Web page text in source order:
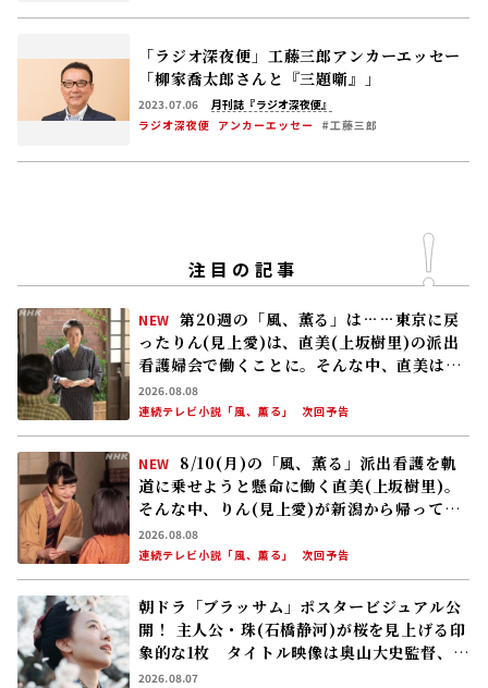
「ラジオ深夜便」工藤三郎アンカーエッセー
「柳家喬太郎さんと『三題噺』」
2023.07.06
月刊誌『ラジオ深夜便』
ラジオ深夜便 アンカーエッセー #工藤三郎
注目の記事
NEW 第20週の「風、薫る」は……東京に戻
ったりん(見上愛)は、直美(上坂樹里)の派出
看護婦会で働くことに。そんな中、直美は自
分の理想とした無償の看護を始める
2026.08.08
連続テレビ小説「風、薫る」
次回予告
NEW
8/10(月)の「風、薫る」派出看護を軌
道に乗せようと懸命に働く直美(上坂樹里)。
そんな中、りん(見上愛)が新潟から帰ってく
る
2026.08.08
連続テレビ小説「風、薫る」
次回予告
朝ドラ「ブラッサム」ポスタービジュアル公
開！ 主人公・珠(石橋静河)が桜を見上げる印
象的な1枚 タイトル映像は奥山大史監督、語
りは三條雅幸アナ 2026年度後期放送
2026.08.07